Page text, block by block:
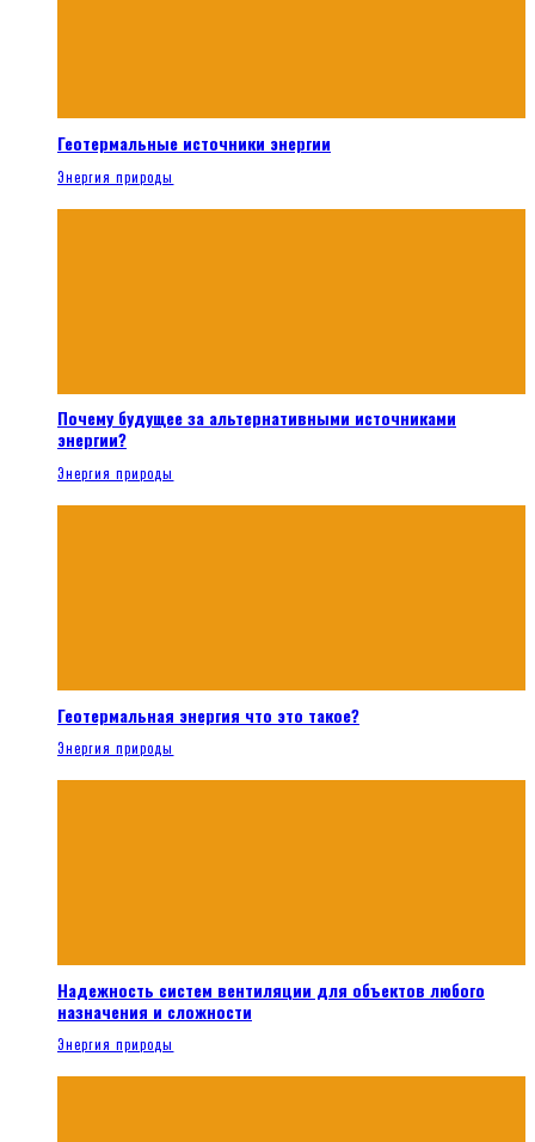
Геотермальные источники энергии
Энергия природы
Почему будущее за альтернативными источниками
энергии?
Энергия природы
Геотермальная энергия что это такое?
Энергия природы
Надежность систем вентиляции для объектов любого
назначения и сложности
Энергия природы